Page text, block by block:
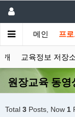
메인 프
개 교육정보 저장
원장교육 동영
Total 3 Posts, Now 1